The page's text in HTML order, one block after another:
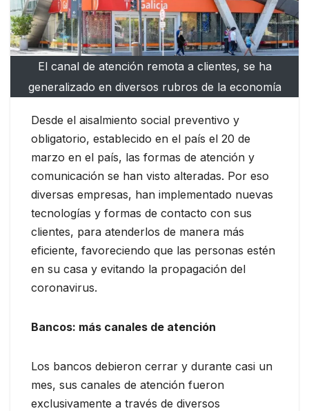
El canal de atención remota a clientes, se ha
generalizado en diversos rubros de la economía
Desde el aisalmiento social preventivo y
obligatorio, establecido en el país el 20 de
marzo en el país, las formas de atención y
comunicación se han visto alteradas. Por eso
diversas empresas, han implementado nuevas
tecnologías y formas de contacto con sus
clientes, para atenderlos de manera más
eficiente, favoreciendo que las personas estén
en su casa y evitando la propagación del
coronavirus.
Bancos: más canales de atención
Los bancos debieron cerrar y durante casi un
mes, sus canales de atención fueron
exclusivamente a través de diversos